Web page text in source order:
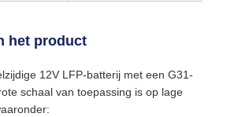
het product
12V LFP-batterij met een G31-
schaal van toepassing is op lage